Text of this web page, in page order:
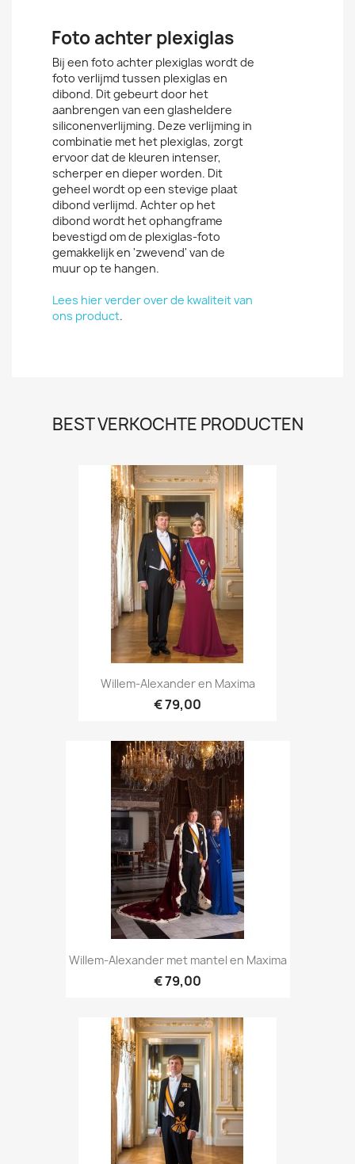
Foto achter plexiglas
Bij een foto achter plexiglas wordt de
foto verlijmd tussen plexiglas en
dibond. Dit gebeurt door het
aanbrengen van een glasheldere
siliconenverlijming. Deze verlijming in
combinatie met het plexiglas, zorgt
ervoor dat de kleuren intenser,
scherper en dieper worden. Dit
geheel wordt op een stevige plaat
dibond verlijmd. Achter op het
dibond wordt het ophangframe
bevestigd om de plexiglas-foto
gemakkelijk en 'zwevend' van de
muur op te hangen.
Lees hier verder over de kwaliteit van
ons product.
BEST VERKOCHTE PRODUCTEN
Willem-Alexander en Maxima
€ 79,00
Willem-Alexander met mantel en Maxima
€ 79,00